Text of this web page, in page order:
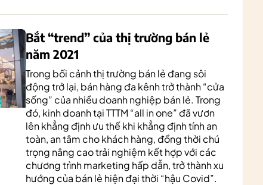
Bắt “trend” của thị trường bán lẻ
năm 2021
Trong bối cảnh thị trường bán lẻ đang sôi
động trở lại, bán hàng đa kênh trở thành “cửa
sống” của nhiều doanh nghiệp bán lẻ. Trong
đó, kinh doanh tại TTTM “all in one” đã vươn
lên khẳng định ưu thế khi khẳng định tính an
toàn, an tâm cho khách hàng, đồng thời chú
trọng nâng cao trải nghiệm kết hợp với các
chương trình marketing hấp dẫn, trở thành xu
hướng của bán lẻ hiện đại thời “hậu Covid”.